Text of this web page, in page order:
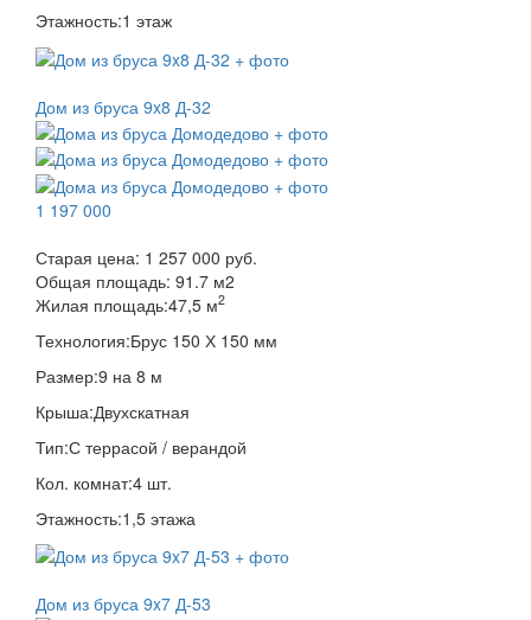
Этажность:1 этаж
Дом из бруса 9x8 Д-32
1 197 000
Старая цена: 1 257 000 руб.
Общая площадь: 91.7 м2
Жилая площадь:47,5 м2
Технология:Брус 150 Х 150 мм
Размер:9 на 8 м
Крыша:Двухскатная
Тип:С террасой / верандой
Кол. комнат:4 шт.
Этажность:1,5 этажа
Дом из бруса 9x7 Д-53